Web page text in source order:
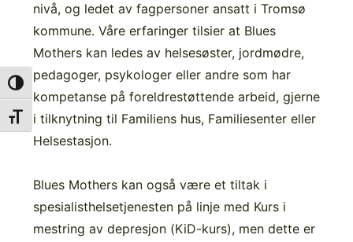
Toggle High Contrast
Toggle Font Size
nivå, og ledet av fagpersoner ansatt i Tromsø
kommune. Våre erfaringer tilsier at Blues
Mothers kan ledes av helsesøster, jordmødre,
pedagoger, psykologer eller andre som har
kompetanse på foreldrestøttende arbeid, gjerne
i tilknytning til Familiens hus, Familiesenter eller
Helsestasjon.
Blues Mothers kan også være et tiltak i
spesialisthelsetjenesten på linje med Kurs i
mestring av depresjon (KiD-kurs), men dette er